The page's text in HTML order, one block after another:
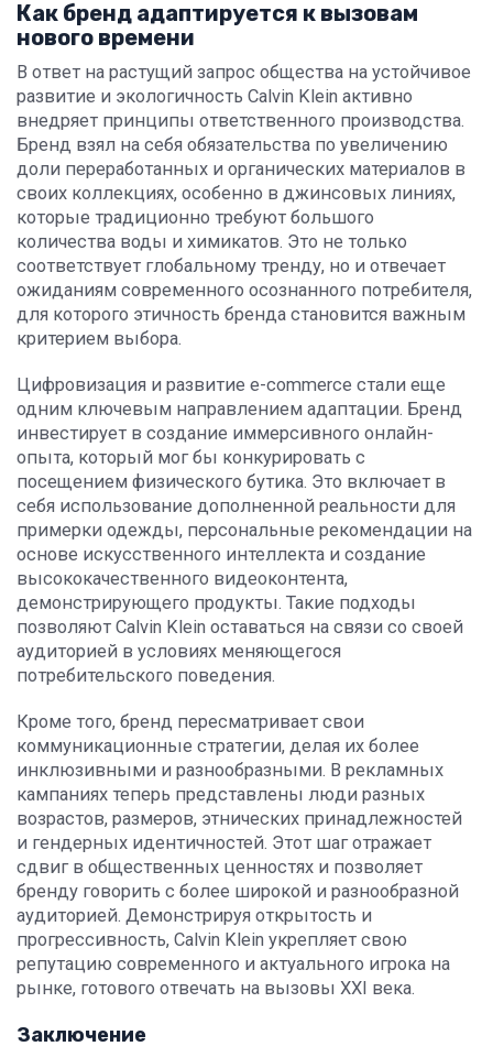
Как бренд адаптируется к вызовам
нового времени
В ответ на растущий запрос общества на устойчивое
развитие и экологичность Calvin Klein активно
внедряет принципы ответственного производства.
Бренд взял на себя обязательства по увеличению
доли переработанных и органических материалов в
своих коллекциях, особенно в джинсовых линиях,
которые традиционно требуют большого
количества воды и химикатов. Это не только
соответствует глобальному тренду, но и отвечает
ожиданиям современного осознанного потребителя,
для которого этичность бренда становится важным
критерием выбора.
Цифровизация и развитие e-commerce стали еще
одним ключевым направлением адаптации. Бренд
инвестирует в создание иммерсивного онлайн-
опыта, который мог бы конкурировать с
посещением физического бутика. Это включает в
себя использование дополненной реальности для
примерки одежды, персональные рекомендации на
основе искусственного интеллекта и создание
высококачественного видеоконтента,
демонстрирующего продукты. Такие подходы
позволяют Calvin Klein оставаться на связи со своей
аудиторией в условиях меняющегося
потребительского поведения.
Кроме того, бренд пересматривает свои
коммуникационные стратегии, делая их более
инклюзивными и разнообразными. В рекламных
кампаниях теперь представлены люди разных
возрастов, размеров, этнических принадлежностей
и гендерных идентичностей. Этот шаг отражает
сдвиг в общественных ценностях и позволяет
бренду говорить с более широкой и разнообразной
аудиторией. Демонстрируя открытость и
прогрессивность, Calvin Klein укрепляет свою
репутацию современного и актуального игрока на
рынке, готового отвечать на вызовы XXI века.
Заключение